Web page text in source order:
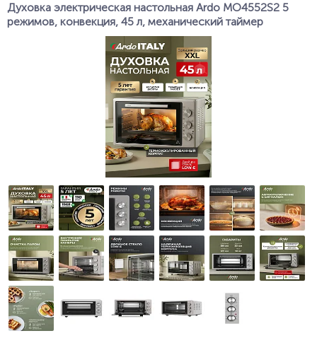
Духовка электрическая настольная Ardo MO4552S2 5
режимов, конвекция, 45 л, механический таймер